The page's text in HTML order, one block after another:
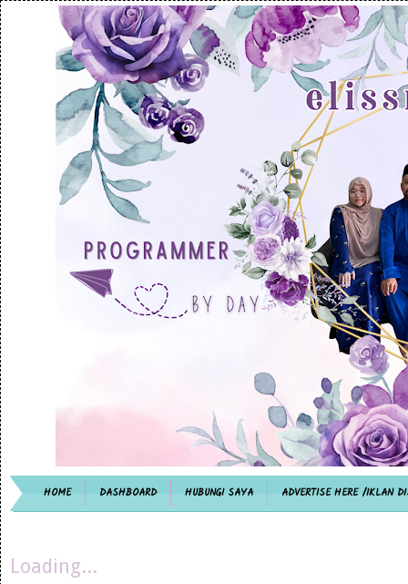
HOME DASHBOARD HUBUNGI SAYA ADVERTISE HERE /IKLAN
Loading...